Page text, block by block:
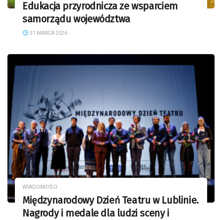
Edukacja przyrodnicza ze wsparciem
samorządu województwa
31 MARCA 2026
WIADOMOŚCI
Międzynarodowy Dzień Teatru w Lublinie.
Nagrody i medale dla ludzi sceny i